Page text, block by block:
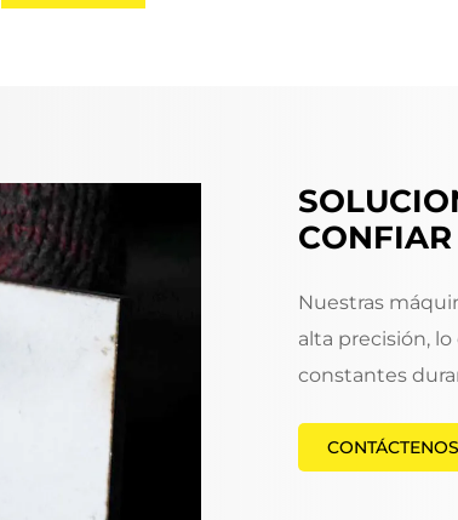
CONFIAR
Nuestras
alta precisión,
constantes
CONTÁCTENOS